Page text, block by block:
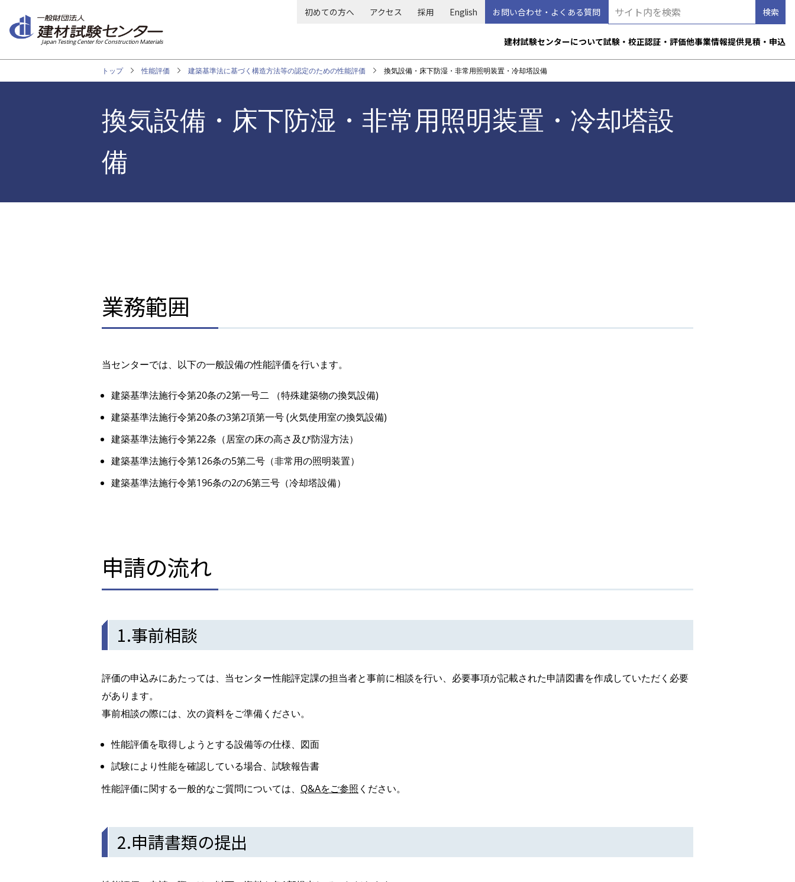
テ
Japan Testing Center for Construction Materials
初めての方へ アクセス 採用 English お問い合わせ・よくある質問
メ
イ
ン
ビ
ゲ
建材試験センターについて試験・校正認証・評価他事業情報提供見積・申込
トップ 性能評価 建築基準法に基づく構造方法等の認定のための性能評価 換気設備・床下防湿・非常用照明装置・冷却塔設備
換気設備・床下防湿・非常用照明装置・冷却塔設
備
業務範囲
当センターでは、以下の一般設備の性能評価を行います。
建築基準法施行令第20条の2第一号二 （特殊建築物の換気設備)
建築基準法施行令第20条の3第2項第一号 (火気使用室の換気設備)
建築基準法施行令第22条（居室の床の高さ及び防湿方法）
建築基準法施行令第126条の5第二号（非常用の照明装置）
建築基準法施行令第196条の2の6第三号（冷却塔設備）
申請の流れ
1.事前相談
評価の申込みにあたっては、当センター性能評定課の担当者と事前に相談を行い、必要事項が記載された申請図書を作成していただく必要
があります。
事前相談の際には、次の資料をご準備ください。
性能評価を取得しようとする設備等の仕様、図面
試験により性能を確認している場合、試験報告書
性能評価に関する一般的なご質問については、 Q&Aをご参照 ください。
2.申請書類の提出